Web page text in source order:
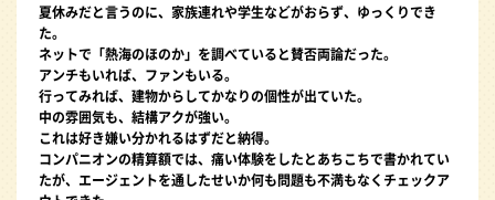
夏休みだと言うのに、家族連れや学生などがおらず、ゆっくりでき
た。
ネットで「熱海のほのか」を調べていると賛否両論だった。
アンチもいれば、ファンもいる。
行ってみれば、建物からしてかなりの個性が出ていた。
中の雰囲気も、結構アクが強い。
これは好き嫌い分かれるはずだと納得。
コンパニオンの精算額では、痛い体験をしたとあちこちで書かれてい
たが、エージェントを通したせいか何も問題も不満もなくチェックア